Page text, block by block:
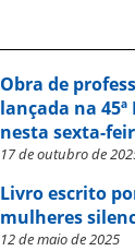
Obra de
lançada na
nesta sexta-
17 de outubro de
Livro escrito
mulheres
12 de maio de 2025